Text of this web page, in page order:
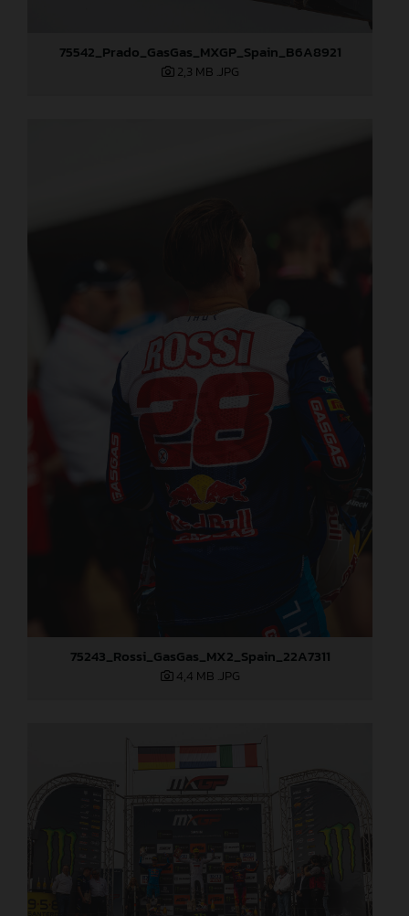
75542_Prado_GasGas_MXGP_Spain_B6A8921
2,3 MB .JPG
75243_Rossi_GasGas_MX2_Spain_22A7311
4,4 MB .JPG